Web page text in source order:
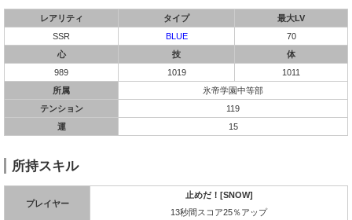
レアリティ タイプ
最大LV
SSR
BLUE
70
心
技
体
989
1019
1011
所属
氷帝学園中等部
テンション
119
運
15
所持スキル
プレイヤー
止めだ！[SNOW]
13秒間スコア25％アップ